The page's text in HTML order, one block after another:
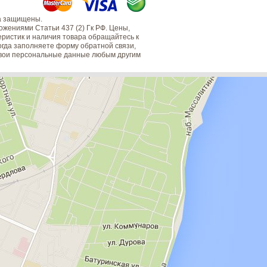
защищены.
Статьи 437 (2) Гк РФ. Цены,
и наличия товара обращайтесь к
заполняете форму обратной связи,
персональные данные любым другим